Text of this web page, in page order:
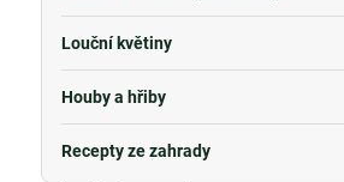
Louční květiny
Houby a hřiby
Recepty ze zahrady